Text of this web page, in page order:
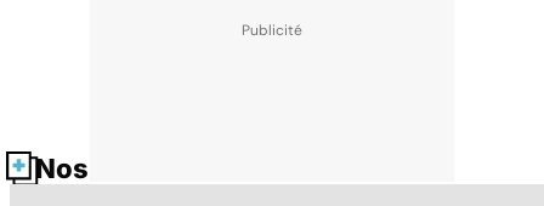
Nos fiches santé